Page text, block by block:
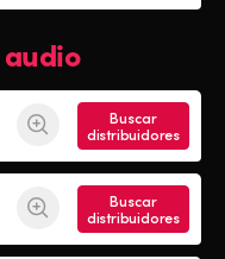
Buscar
distribuidores
Buscar
distribuidores